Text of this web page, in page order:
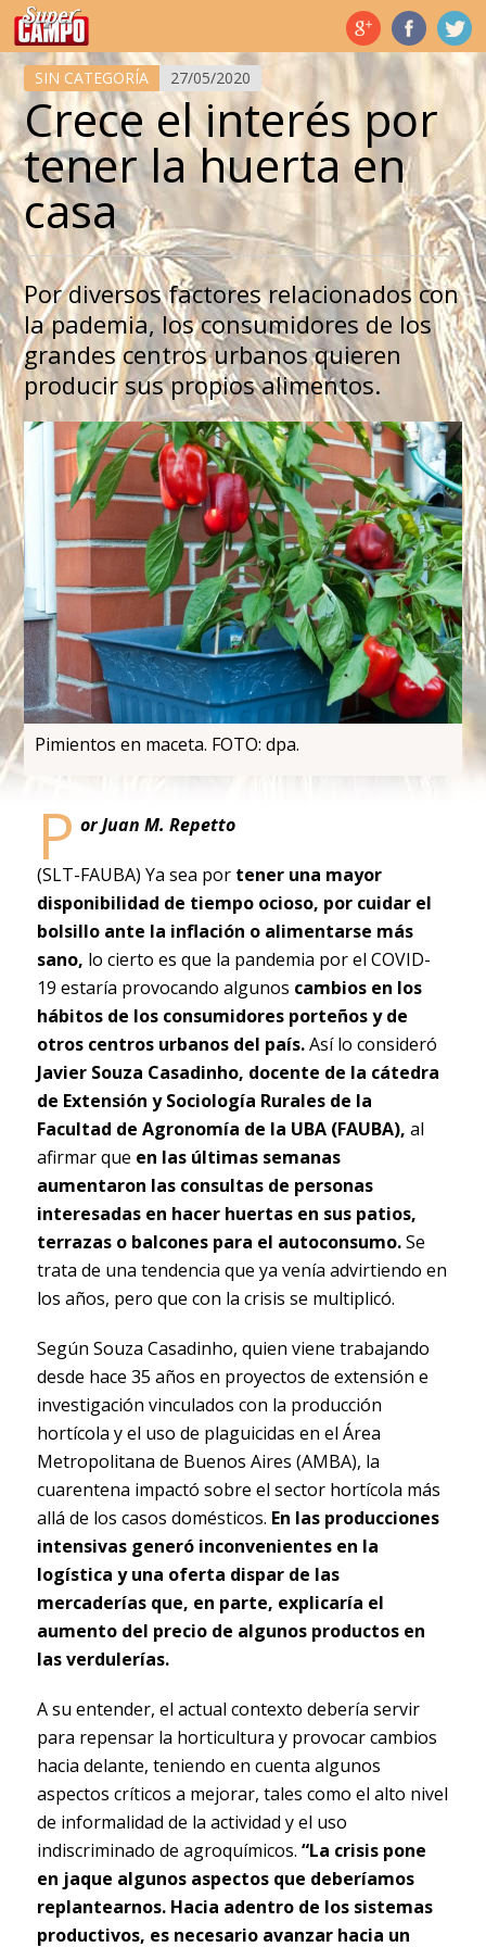
Temas de hoy
SIN CATEGORÍA 27/05/2020
Crece el interés por
tener la huerta en
casa
Por diversos factores relacionados con
la pademia, los consumidores de los
grandes centros urbanos quieren
producir sus propios alimentos.
Pimientos en maceta. FOTO: dpa.
P or Juan M. Repetto
(SLT-FAUBA) Ya sea por tener una mayor
disponibilidad de tiempo ocioso, por cuidar el
bolsillo ante la inflación o alimentarse más
sano, lo cierto es que la pandemia por el COVID-
19 estaría provocando algunos cambios en los
hábitos de los consumidores porteños y de
otros centros urbanos del país.Así lo consideró
Javier Souza Casadinho, docente de la cátedra
de Extensión y Sociología Rurales de la
Facultad de Agronomía de la UBA (FAUBA), al
afirmar que en las últimas semanas
aumentaron las consultas de personas
interesadas en hacer huertas en sus patios,
terrazas o balcones para el autoconsumo.Se
trata de una tendencia que ya venía advirtiendo en
los años, pero que con la crisis se multiplicó.
Según Souza Casadinho, quien viene trabajando
desde hace 35 años en proyectos de extensión e
investigación vinculados con la producción
hortícola y el uso de plaguicidas en el Área
Metropolitana de Buenos Aires (AMBA), la
cuarentena impactó sobre el sector hortícola más
allá de los casos domésticos. En las producciones
intensivas generó inconvenientes en la
logística y una oferta dispar de las
mercaderías que, en parte, explicaría el
aumento del precio de algunos productos en
las verdulerías.
A su entender, el actual contexto debería servir
para repensar la horticultura y provocar cambios
hacia delante, teniendo en cuenta algunos
aspectos críticos a mejorar, tales como el alto nivel
de informalidad de la actividad y el uso
indiscriminado de agroquímicos. “La crisis pone
en jaque algunos aspectos que deberíamos
replantearnos. Hacia adentro de los sistemas
productivos, es necesario avanzar hacia un